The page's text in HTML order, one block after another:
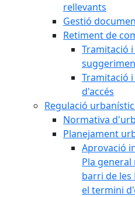
rellevants
Gestió
Retiment de
Tramitació
Tramitació
d'accés
Regulació
Normativa
Planejament
Aprovació
Pla
barri de
el termini